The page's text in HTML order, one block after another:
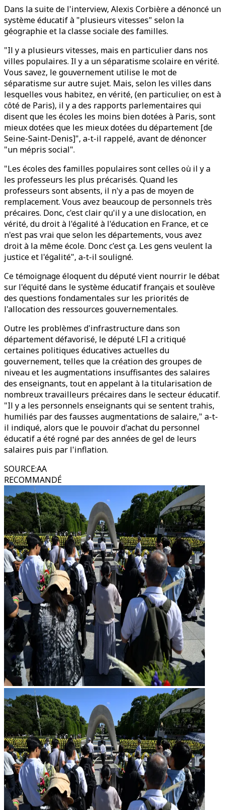
Dans la suite de l'interview, Alexis Corbière a dénoncé un
système éducatif à "plusieurs vitesses" selon la
géographie et la classe sociale des familles.
"Il y a plusieurs vitesses, mais en particulier dans nos
villes populaires. Il y a un séparatisme scolaire en vérité.
Vous savez, le gouvernement utilise le mot de
séparatisme sur autre sujet. Mais, selon les villes dans
lesquelles vous habitez, en vérité, (en particulier, on est à
côté de Paris), il y a des rapports parlementaires qui
disent que les écoles les moins bien dotées à Paris, sont
mieux dotées que les mieux dotées du département [de
Seine-Saint-Denis]", a-t-il rappelé, avant de dénoncer
"un mépris social".
"Les écoles des familles populaires sont celles où il y a
les professeurs les plus précarisés. Quand les
professeurs sont absents, il n'y a pas de moyen de
remplacement. Vous avez beaucoup de personnels très
précaires. Donc, c'est clair qu'il y a une dislocation, en
vérité, du droit à l'égalité à l'éducation en France, et ce
n'est pas vrai que selon les départements, vous avez
droit à la même école. Donc c'est ça. Les gens veulent la
justice et l'égalité", a-t-il souligné.
Ce témoignage éloquent du député vient nourrir le débat
sur l'équité dans le système éducatif français et soulève
des questions fondamentales sur les priorités de
l'allocation des ressources gouvernementales.
Outre les problèmes d'infrastructure dans son
département défavorisé, le député LFI a critiqué
certaines politiques éducatives actuelles du
gouvernement, telles que la création des groupes de
niveau et les augmentations insuffisantes des salaires
des enseignants, tout en appelant à la titularisation de
nombreux travailleurs précaires dans le secteur éducatif.
"Il y a les personnels enseignants qui se sentent trahis,
humiliés par des fausses augmentations de salaire," a-t-
il indiqué, alors que le pouvoir d'achat du personnel
éducatif a été rogné par des années de gel de leurs
salaires puis par l'inflation.
SOURCE:AA
RECOMMANDÉ